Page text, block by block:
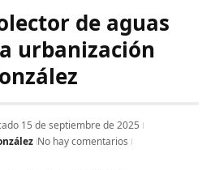
de aguas
urbanización
15 de septiembre de 2025
No hay comentarios